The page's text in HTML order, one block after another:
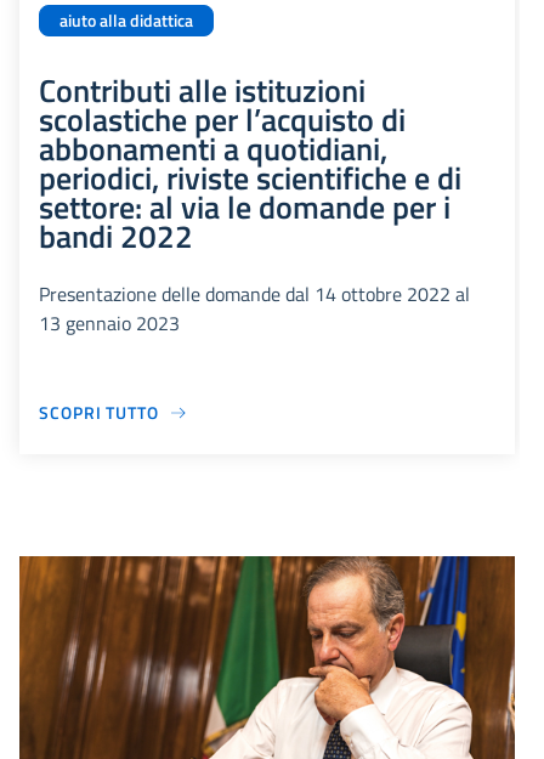
aiuto alla didattica
Contributi alle istituzioni
scolastiche per l’acquisto di
abbonamenti a quotidiani,
periodici, riviste scientifiche e di
settore: al via le domande per i
bandi 2022
Presentazione delle domande dal 14 ottobre 2022 al
13 gennaio 2023
SCOPRI TUTTO